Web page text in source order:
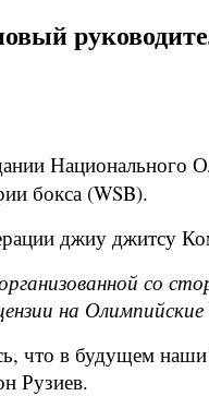
Национального
бокса (WSB).
джиу джитсу
со
на
что в будущем
Рузиев.